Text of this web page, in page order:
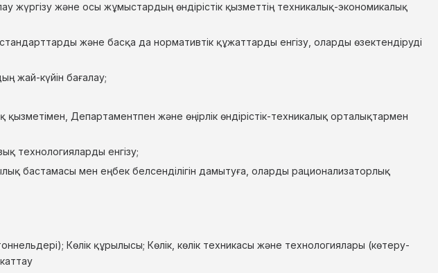
жүргізу және осы жұмыстардың өндірістік қызметтің техникалық-экономикалық
және басқа да нормативтік құжаттарды енгізу, оларды өзектендіруді
жай-күйін бағалау;
Департаментпен және өңірлік өндірістік-техникалық орталықтармен
технологияларды енгізу;
бастамасы мен еңбек белсенділігін дамытуға, оларды рационализаторлық
Көлік құрылысы; Көлік, көлік техникасы және технологиялары (көтеру-